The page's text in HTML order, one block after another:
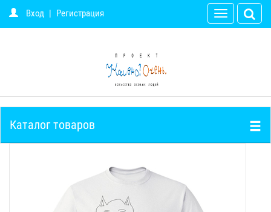
Вход | Регистрация
Toggle
navigation
Каталог товаров